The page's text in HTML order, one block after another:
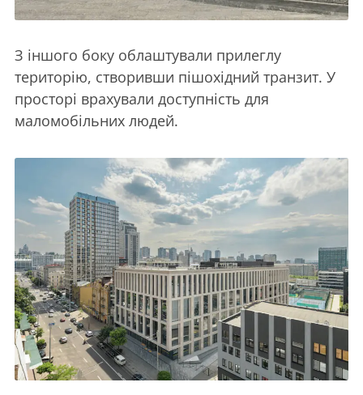
З іншого боку облаштували прилеглу
територію, створивши пішохідний транзит. У
просторі врахували доступність для
маломобільних людей.